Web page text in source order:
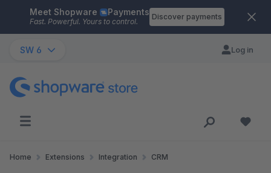
Skip to main content
Meet Shopware Payments
Fast. Powerful. Yours to control.
Discover payments
SW 6 Log in
Home Extensions Integration CRM